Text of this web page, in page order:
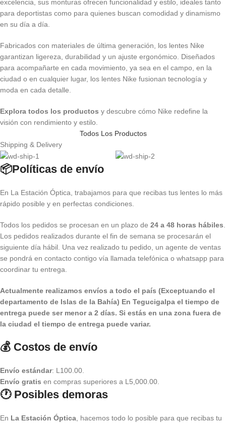
excelencia, sus monturas ofrecen funcionalidad y estilo, ideales tanto
para deportistas como para quienes buscan comodidad y dinamismo
en su día a día.
Fabricados con materiales de última generación, los lentes Nike
garantizan ligereza, durabilidad y un ajuste ergonómico. Diseñados
para acompañarte en cada movimiento, ya sea en el campo, en la
ciudad o en cualquier lugar, los lentes Nike fusionan tecnología y
moda en cada detalle.
Explora todos los productos y descubre cómo Nike redefine la
visión con rendimiento y estilo.
Todos Los Productos
Shipping & Delivery
📦Políticas de envío
En La Estación Óptica, trabajamos para que recibas tus lentes lo más
rápido posible y en perfectas condiciones.
Todos los pedidos se procesan en un plazo de 24 a 48 horas hábiles.
Los pedidos realizados durante el fin de semana se procesarán el
siguiente día hábil. Una vez realizado tu pedido, un agente de ventas
se pondrá en contacto contigo vía llamada telefónica o whatsapp para
coordinar tu entrega.
Actualmente realizamos envíos a todo el país (Exceptuando el
departamento de Islas de la Bahía) En Tegucigalpa el tiempo de
entrega puede ser menor a 2 días. Si estás en una zona fuera de
la ciudad el tiempo de entrega puede variar.
💰 Costos de envío
Envío estándar: L100.00.
Envío gratis en compras superiores a L5,000.00.
🕐 Posibles demoras
En La Estación Óptica, hacemos todo lo posible para que recibas tu